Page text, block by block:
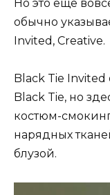
Но это еще
обычно
Invited, Creative.
Black Tie
Black Tie, но
костюм-
нарядных
блузой.